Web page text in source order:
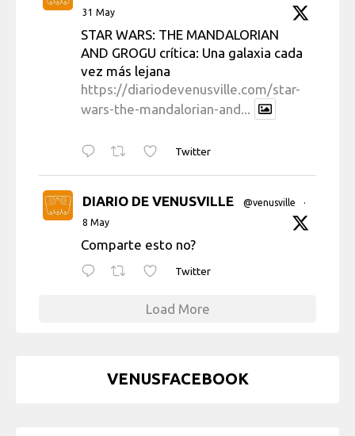
31 May
STAR WARS: THE MANDALORIAN
AND GROGU crítica: Una galaxia cada
vez más lejana
https://diariodevenusville.com/star-
wars-the-mandalorian-and...
Twitter
DIARIO DE VENUSVILLE @venusville
·
8 May
Comparte esto no?
Twitter
Load More
VENUSFACEBOOK